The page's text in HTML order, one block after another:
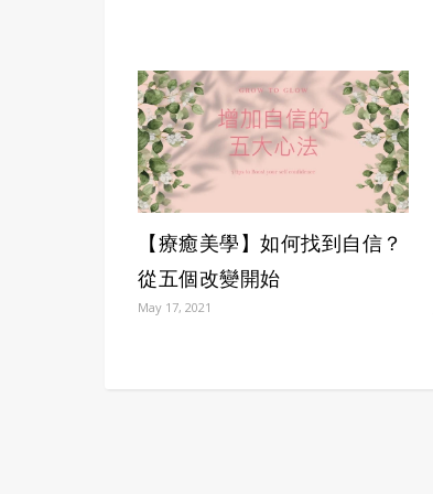
【療癒美學】如何找到自信？
從五個改變開始
May 17, 2021